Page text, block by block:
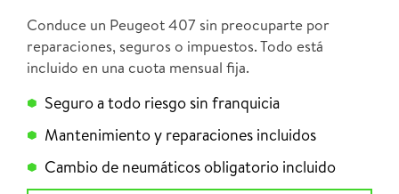
Conduce un Peugeot 407 sin preocuparte por
reparaciones, seguros o impuestos. Todo está
incluido en una cuota mensual fija.
Seguro a todo riesgo sin franquicia
Mantenimiento y reparaciones incluidos
Cambio de neumáticos obligatorio incluido